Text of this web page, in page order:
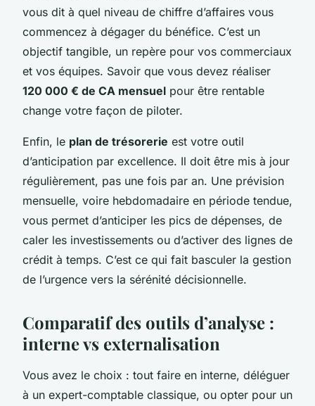
vous dit à quel niveau de chiffre d’affaires vous
commencez à dégager du bénéfice. C’est un
objectif tangible, un repère pour vos commerciaux
et vos équipes. Savoir que vous devez réaliser
120 000 € de CA mensuel pour être rentable
change votre façon de piloter.
Enfin, le plan de trésorerie est votre outil
d’anticipation par excellence. Il doit être mis à jour
régulièrement, pas une fois par an. Une prévision
mensuelle, voire hebdomadaire en période tendue,
vous permet d’anticiper les pics de dépenses, de
caler les investissements ou d’activer des lignes de
crédit à temps. C’est ce qui fait basculer la gestion
de l’urgence vers la sérénité décisionnelle.
Comparatif des outils d’analyse :
interne vs externalisation
Vous avez le choix : tout faire en interne, déléguer
à un expert-comptable classique, ou opter pour un